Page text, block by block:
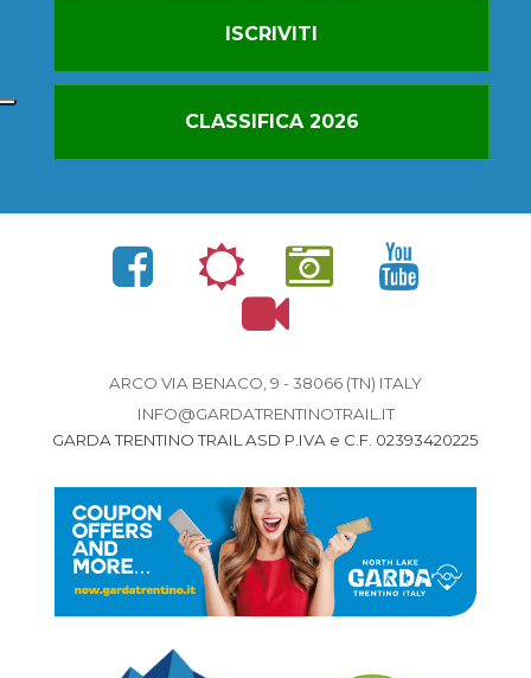
ISCRIVITI
CLASSIFICA 2026
ARCO VIA BENACO, 9 - 38066 (TN) ITALY
INFO@GARDATRENTINOTRAIL.IT
GARDA TRENTINO TRAIL ASD P.IVA e C.F. 02393420225